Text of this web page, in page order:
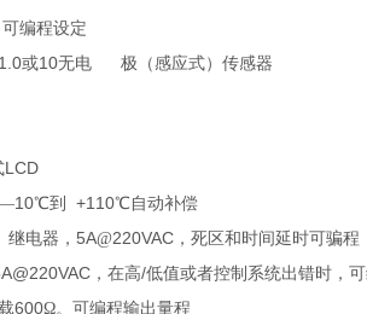
可编程设定
1.0或10无电
极（感应式）传感器
LCD
—10℃到 +110℃ 自动补偿
继电器， 5A@220VAC ，死区和时间延时可骗程
，在高/低值或者控制系统出错时，
600Ω。可编程输出量程